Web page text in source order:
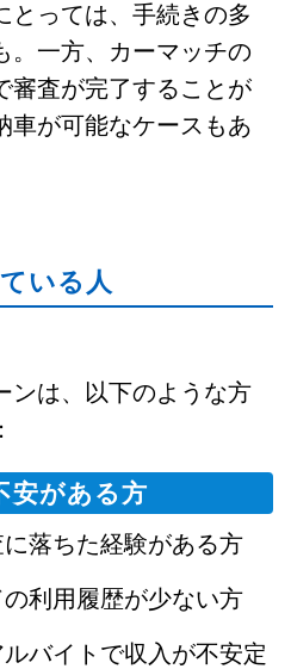
とっては、手続きの多
。一方、カーマッチの
審査が完了することが
車が可能なケースもあ
いる人
ンは、以下のような方
安がある方
落ちた経験がある方
利用履歴が少ない方
バイトで収入が不安定